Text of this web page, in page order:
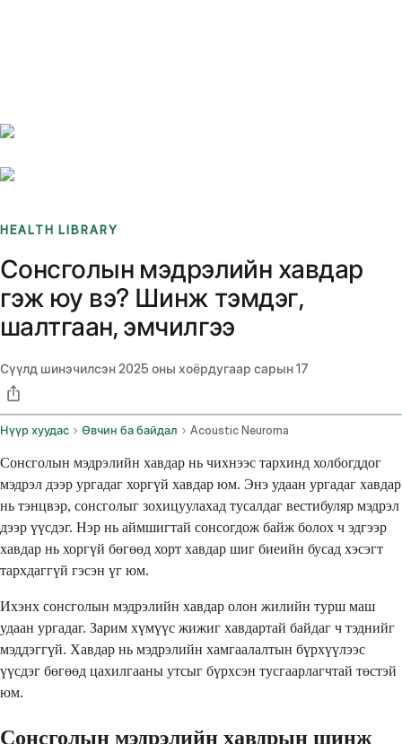
HEALTH LIBRARY
Сонсголын мэдрэлийн хавдар
гэж юу вэ? Шинж тэмдэг,
шалтгаан, эмчилгээ
Сүүлд шинэчилсэн2025 оны хоёрдугаар сарын 17
Нүүр хуудас Өвчин ба байдал Acoustic Neuroma
Сонсголын мэдрэлийн хавдар нь чихнээс тархинд холбогддог
мэдрэл дээр ургадаг хоргүй хавдар юм. Энэ удаан ургадаг хавдар
нь тэнцвэр, сонсголыг зохицуулахад тусалдаг вестибуляр мэдрэл
дээр үүсдэг. Нэр нь аймшигтай сонсогдож байж болох ч эдгээр
хавдар нь хоргүй бөгөөд хорт хавдар шиг биеийн бусад хэсэгт
тархдаггүй гэсэн үг юм.
Ихэнх сонсголын мэдрэлийн хавдар олон жилийн турш маш
удаан ургадаг. Зарим хүмүүс жижиг хавдартай байдаг ч тэднийг
мэддэггүй. Хавдар нь мэдрэлийн хамгаалалтын бүрхүүлээс
үүсдэг бөгөөд цахилгааны утсыг бүрхсэн тусгаарлагчтай төстэй
юм.
Сонсголын мэдрэлийн хавдрын шинж